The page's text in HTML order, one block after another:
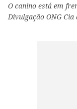
O canino está em
Divulgação ONG